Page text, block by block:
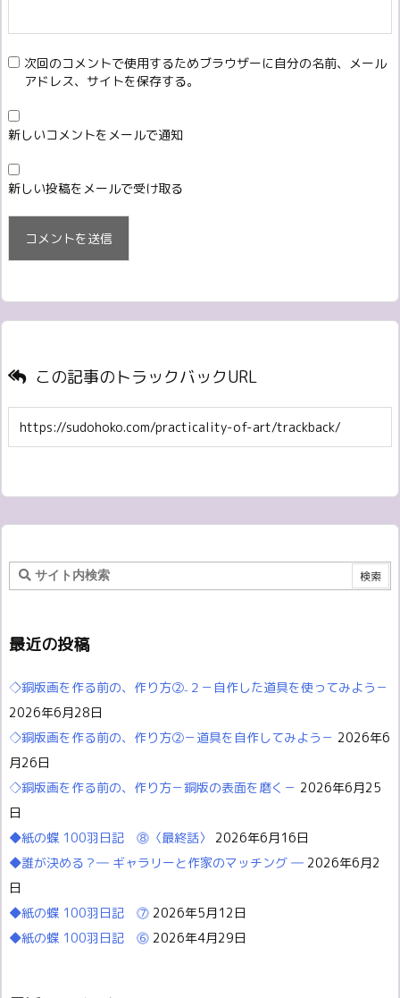
次回のコメントで使用するためブラウザーに自分の名前、メール
アドレス、サイトを保存する。
新しいコメントをメールで通知
新しい投稿をメールで受け取る
この記事のトラックバックURL
最近の投稿
◇銅版画を作る前の、作り方②₋２－自作した道具を使ってみよう－
2026年6月28日
◇銅版画を作る前の、作り方②－道具を自作してみよう－ 2026年6
月26日
◇銅版画を作る前の、作り方－銅版の表面を磨く－ 2026年6月25
日
◆紙の蝶 100羽日記 ⓼〈最終話〉
2026年6月16日
◆誰が決める？― ギャラリーと作家のマッチング ― 2026年6月2
日
◆紙の蝶 100羽日記 ⓻ 2026年5月12日
◆紙の蝶 100羽日記 ⓺ 2026年4月29日